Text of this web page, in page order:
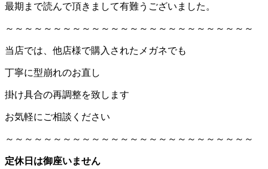
最期まで読んで頂きまして有難うございました。
～～～～～～～～～～～～～～～～～～～～～～～～～～
当店では、他店様で購入されたメガネでも
丁寧に型崩れのお直し
掛け具合の再調整を致します
お気軽にご相談ください
～～～～～～～～～～～～～～～～～～～～～～～～～～
定休日は御座いません